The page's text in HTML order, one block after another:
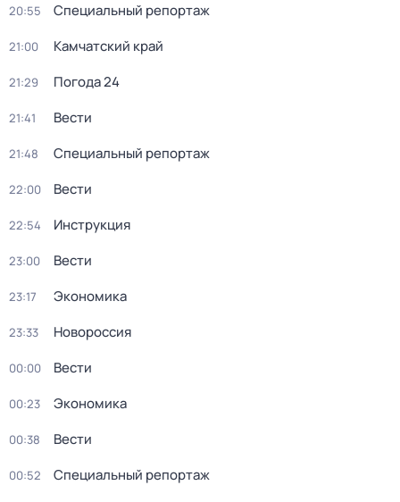
20:55 Специальный репортаж
21:00 Камчатский край
21:29 Погода 24
21:41 Вести
21:48 Специальный репортаж
22:00 Вести
22:54 Инструкция
23:00 Вести
23:17 Экономика
23:33 Новороссия
00:00 Вести
00:23 Экономика
00:38 Вести
00:52 Специальный репортаж